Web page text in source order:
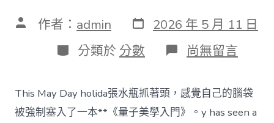
文 作者： admin 發
表
日
期
2026 年 5 月 11 日
分
類
分類於 分數 在
〈JIUYI
意
室
內
尚無留言
This May Day holida張水瓶抓著頭，感覺自己的腦袋
被強制塞入了一本**《量子美學入門》。y has seen a